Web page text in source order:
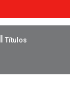
Títulos